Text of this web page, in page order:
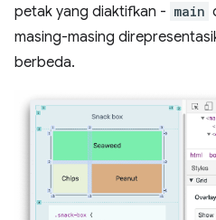
petak yang diaktifkan - main
masing-masing
berbeda.